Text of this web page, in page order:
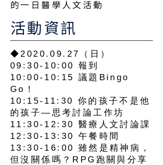
的一日醫學人文活動
活動資訊
◆2020.09.27（日）
09:30-10:00 報到
10:00-10:15 議題Bingo
Go！
10:15-11:30 你的孩子不是他
的孩子—思考討論工作坊
11:30-12:30 醫療人文討論課
12:30-13:30 午餐時間
13:30-16:00 雖然是精神病，
但沒關係嗎？RPG跑關與分享